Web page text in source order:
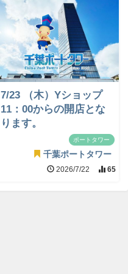
7/23 （木）Yショップ
11：00からの開店とな
ります。
ポートタワー
千葉ポートタワー
2026/7/22 65